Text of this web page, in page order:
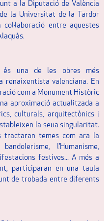
a la Diputació de València
la Universitat de la Tardor
col·laboració entre aquestes
és una de les obres més
renaixentista valenciana. En
com a Monument Històric
aproximació actualitzada a
culturals, arquitectònics i
la seua singularitat.
tractaran temes com ara la
l’Humanisme,
festives... A més a
participaran en una taula
de trobada entre diferents